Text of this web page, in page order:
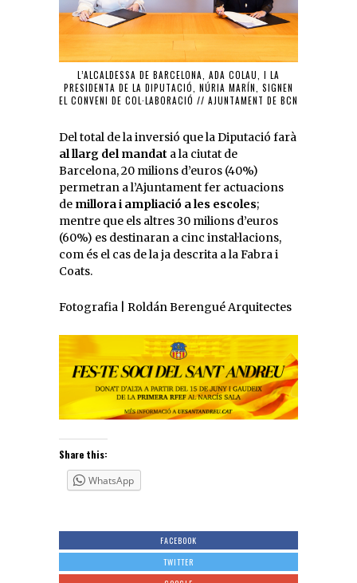
L’ALCALDESSA DE BARCELONA, ADA COLAU, I LA
PRESIDENTA DE LA DIPUTACIÓ, NÚRIA MARÍN, SIGNEN
EL CONVENI DE COL·LABORACIÓ // AJUNTAMENT DE BCN
Del total de la inversió que la Diputació farà
al llarg del mandat a la ciutat de
Barcelona, 20 milions d’euros (40%)
permetran a l’Ajuntament fer actuacions
de millora i ampliació a les escoles;
mentre que els altres 30 milions d’euros
(60%) es destinaran a cinc instal·lacions,
com és el cas de la ja descrita a la Fabra i
Coats.
Fotografia | Roldán Berengué Arquitectes
Share this:
WhatsApp
FACEBOOK
TWITTER